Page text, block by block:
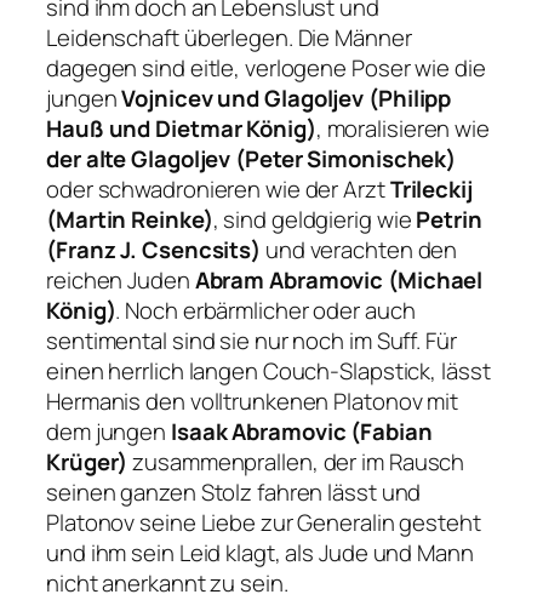
sind ihm doch an Lebenslust und
Leidenschaft überlegen. Die Männer
dagegen sind eitle, verlogene Poser wie die
jungenVojnicev und Glagoljev (Philipp
Hauß und Dietmar König), moralisieren wie
der alte Glagoljev (Peter Simonischek)
oder schwadronieren wie der ArztTrileckij
(Martin Reinke), sind geldgierig wiePetrin
(Franz J. Csencsits) und verachten den
reichen JudenAbram Abramovic (Michael
König). Noch erbärmlicher oder auch
sentimental sind sie nur noch im Suff. Für
einen herrlich langen Couch-Slapstick, lässt
Hermanis den volltrunkenen Platonov mit
dem jungen Isaak Abramovic (Fabian
Krüger) zusammenprallen, der im Rausch
seinen ganzen Stolz fahren lässt und
Platonov seine Liebe zur Generalin gesteht
und ihm sein Leid klagt, als Jude und Mann
nicht anerkannt zu sein.